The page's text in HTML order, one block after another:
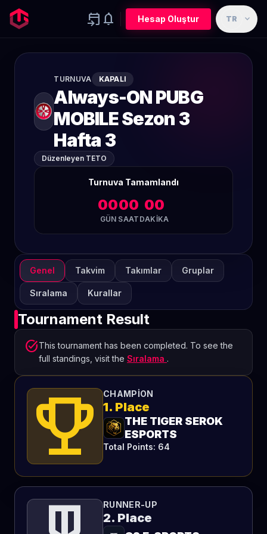
event_upcoming notifications Hesap Oluştur TR expand_more
TURNUVA KAPALI
Always-ON PUBG
MOBILE Sezon 3
Hafta 3
Düzenleyen TETO
Turnuva Tamamlandı
00
GÜN
00
SAAT
00
DAKIKA
Genel Takvim Takımlar Gruplar
Sıralama Kurallar
Tournament Result
task_altThis tournament has been completed. To see the
full standings, visit the Sıralama .
emoji_events CHAMPION
1. Place
THE TIGER SEROK
ESPORTS
Total Points: 64
RUNNER-UP
2. Place